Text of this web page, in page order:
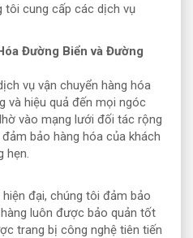
tôi cung cấp các dịch vụ
Đường Biển và Đường
vụ vận chuyển hàng hóa
và hiệu quả đến mọi ngóc
vào mạng lưới đối tác rộng
bảo hàng hóa của khách
hẹn.
đại, chúng tôi đảm bảo
luôn được bảo quản tốt
trang bị công nghệ tiên tiến